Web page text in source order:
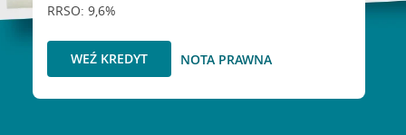
RRSO: 9,6%
WEŹ KREDYT NOTA PRAWNA